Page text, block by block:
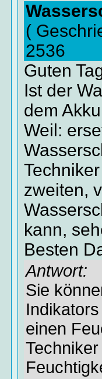
(
2536
Guten
Ist der
dem
Weil:
zweiten,
kann,
Besten
Antwort:
Sie
einen